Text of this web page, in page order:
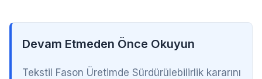
Devam Etmeden Önce Okuyun
Tekstil Fason Üretimde Sürdürülebilirlik kararını